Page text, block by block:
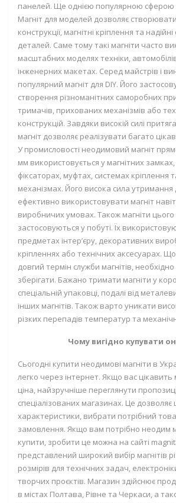
панелей. Ще однією популярною
Магніт для моделей дозволяє створювати
конструкції, магнітні кріплення та
деталей. Саме тому такі магніти часто
масштабних моделях техніки,
інженерних макетах. Серед майстрів і
популярний магніт для DIY. Його
створення різноманітних саморобних
тримачів, прихованих механізмів або
конструкцій. Завдяки високій силі
магніт дозволяє реалізувати багато
У промисловості неодимовий магніт
мм використовується у магнітних
фіксаторах, муфтах, системах кріплення
механізмах. Його висока сила утримання
ефективно використовувати магніт
виробничих умовах. Також магніти
застосовуються у побуті. Їх
предметах інтер’єру, декоративних
кріпленнях або технічних аксесуарах.
довгий термін служби магнітів,
зберігати. Бажано тримати магніти у
спеціальній упаковці, подалі від
інших магнітів. Також варто уникати
різких перепадів температур та
Чому вигідно купувати
Сьогодні купити неодимові магніти в
легко через інтернет. Якщо вас цікавить
ціна, найзручніше переглянути
спеціалізованих магазинах. Це
характеристики, вибрати потрібний
замовлення. Якщо вам потрібно неодим
купити, зробити це можна на сайті
представлений широкий вибір магнітів
розмірів для технічних задач,
творчих проєктів. Магазин здійснює
в містах Полтава, Рівне та Черкаси, а